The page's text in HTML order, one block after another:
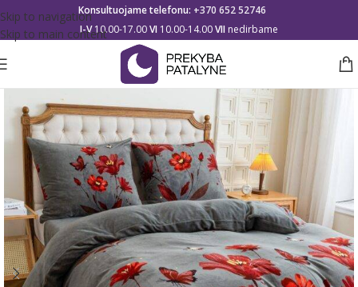
Skip to navigation
Skip to main content
Konsultuojame telefonu: +370 652 52746
I-V10.00-17.00VI 10.00-14.00VII nedirbame